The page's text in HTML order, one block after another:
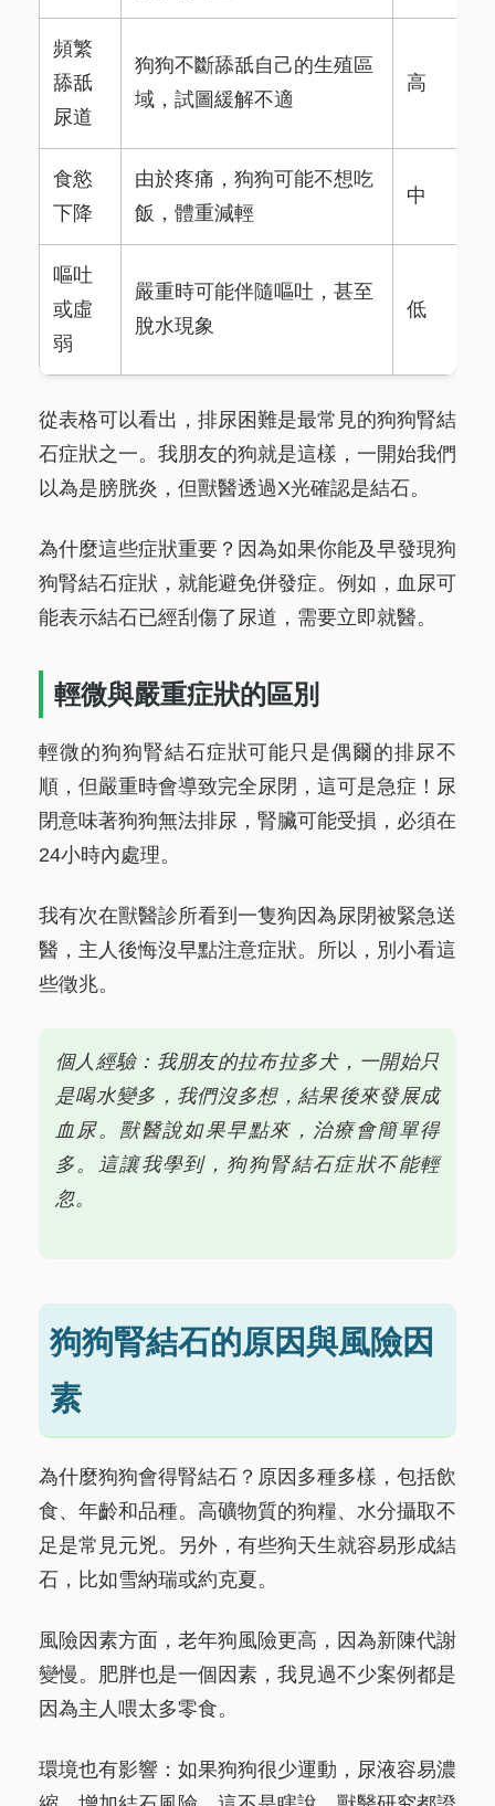
頻繁
舔舐
尿道
狗狗不斷舔舐自己的生殖區
域，試圖緩解不適
高
食慾
下降
由於疼痛，狗狗可能不想吃
飯，體重減輕
中
嘔吐
或虛
弱
嚴重時可能伴隨嘔吐，甚至
脫水現象
低
從表格可以看出，排尿困難是最常見的狗狗腎結
石症狀之一。我朋友的狗就是這樣，一開始我們
以為是膀胱炎，但獸醫透過X光確認是結石。
為什麼這些症狀重要？因為如果你能及早發現狗
狗腎結石症狀，就能避免併發症。例如，血尿可
能表示結石已經刮傷了尿道，需要立即就醫。
輕微與嚴重症狀的區別
輕微的狗狗腎結石症狀可能只是偶爾的排尿不
順，但嚴重時會導致完全尿閉，這可是急症！尿
閉意味著狗狗無法排尿，腎臟可能受損，必須在
24小時內處理。
我有次在獸醫診所看到一隻狗因為尿閉被緊急送
醫，主人後悔沒早點注意症狀。所以，別小看這
些徵兆。
個人經驗：我朋友的拉布拉多犬，一開始只
是喝水變多，我們沒多想，結果後來發展成
血尿。獸醫說如果早點來，治療會簡單得
多。這讓我學到，狗狗腎結石症狀不能輕
忽。
狗狗腎結石的原因與風險因
素
為什麼狗狗會得腎結石？原因多種多樣，包括飲
食、年齡和品種。高礦物質的狗糧、水分攝取不
足是常見元兇。另外，有些狗天生就容易形成結
石，比如雪納瑞或約克夏。
風險因素方面，老年狗風險更高，因為新陳代謝
變慢。肥胖也是一個因素，我見過不少案例都是
因為主人喂太多零食。
環境也有影響：如果狗狗很少運動，尿液容易濃